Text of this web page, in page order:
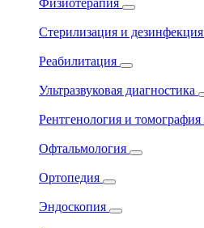
Физиотерапия
Стерилизация и дезинфекция
Реабилитация
Ультразвуковая диагностика
Рентгенология и томография
Офтальмология
Ортопедия
Эндоскопия